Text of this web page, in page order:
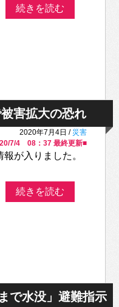
続きを読む
害拡大の恐れ
2020年7月4日 / 災害
7/4 08：37 最終更新■
報が入りました。
続きを読む
で水没」避難指示